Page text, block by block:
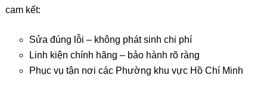
cam kết:
Sửa đúng lỗi – không phát sinh chi phí
Linh kiện chính hãng – bảo hành rõ ràng
Phục vụ tận nơi các Phường khu vực Hồ Chí Minh